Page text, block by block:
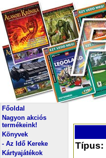
Főoldal
Nagyon akciós
termékeink!
Könyvek
- Az Idő Kereke
Kártyajátékok
Típus: